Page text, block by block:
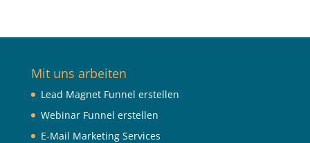
Mit uns arbeiten
Lead Magnet Funnel erstellen
Webinar Funnel erstellen
E-Mail Marketing Services